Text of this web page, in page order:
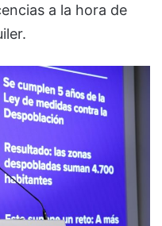
a la hora de